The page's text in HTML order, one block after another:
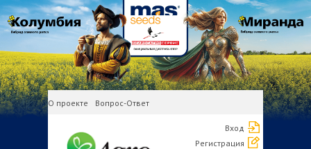
О проекте Вопрос-Ответ
Вход
Регистрация